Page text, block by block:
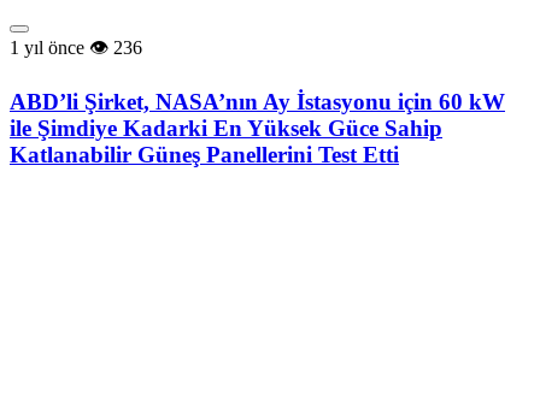
1 yıl önce 236
ABD’li Şirket, NASA’nın Ay İstasyonu için 60 kW
ile Şimdiye Kadarki En Yüksek Güce Sahip
Katlanabilir Güneş Panellerini Test Etti